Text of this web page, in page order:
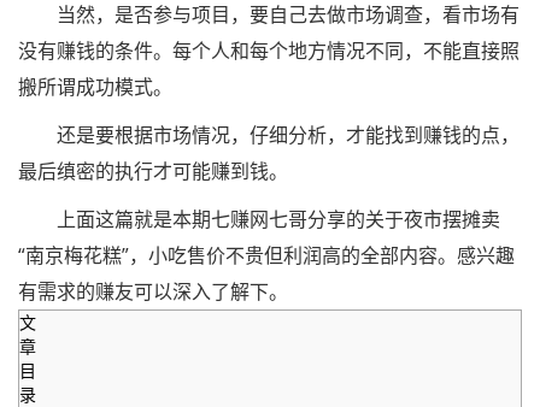
当然，是否参与项目，要自己去做市场调查，看市场有
没有赚钱的条件。每个人和每个地方情况不同，不能直接照
搬所谓成功模式。
还是要根据市场情况，仔细分析，才能找到赚钱的点，
最后缜密的执行才可能赚到钱。
上面这篇就是本期七赚网七哥分享的关于夜市摆摊卖
“南京梅花糕”，小吃售价不贵但利润高的全部内容。感兴趣
有需求的赚友可以深入了解下。
文
章
目
录